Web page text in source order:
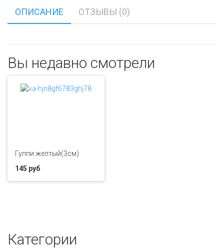
ОПИСАНИЕ ОТЗЫВЫ (0)
Вы недавно смотрели
Гуппи желтый(3см)
145 руб
Категории